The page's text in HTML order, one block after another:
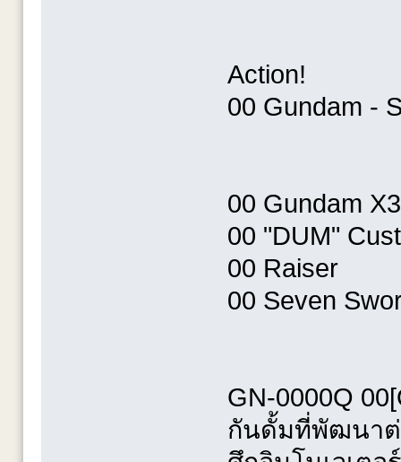
Action!
00 Gundam -
00 Gundam X3
00 "DUM"
00 Raiser
00 Seven
GN-0000Q
กันดั้มที่พัฒนาต่